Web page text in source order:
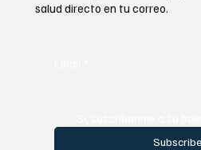
Subscribe
salud directo en tu correo.